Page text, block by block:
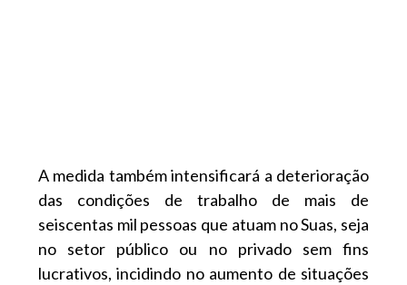
A medida também intensificará a deterioração
das condições de trabalho de mais de
seiscentas mil pessoas que atuam no Suas, seja
no setor público ou no privado sem fins
lucrativos, incidindo no aumento de situações